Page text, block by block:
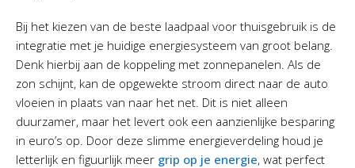
Bij het kiezen van de beste laadpaal voor thuisgebruik is de
integratie met je huidige energiesysteem van groot belang.
Denk hierbij aan de koppeling met zonnepanelen. Als de
zon schijnt, kan de opgewekte stroom direct naar de auto
vloeien in plaats van naar het net. Dit is niet alleen
duurzamer, maar het levert ook een aanzienlijke besparing
in euro’s op. Door deze slimme energieverdeling houd je
letterlijk en figuurlijk meer grip op je energie, wat perfect